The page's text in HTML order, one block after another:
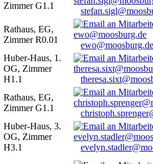
Zimmer G1.1
Rathaus, EG,
Zimmer R0.01
ewo@moosburg.de
Huber-Haus, 1.
OG, Zimmer
H1.1
Rathaus, EG,
Zimmer G1.1
Huber-Haus, 3.
OG, Zimmer
H3.1